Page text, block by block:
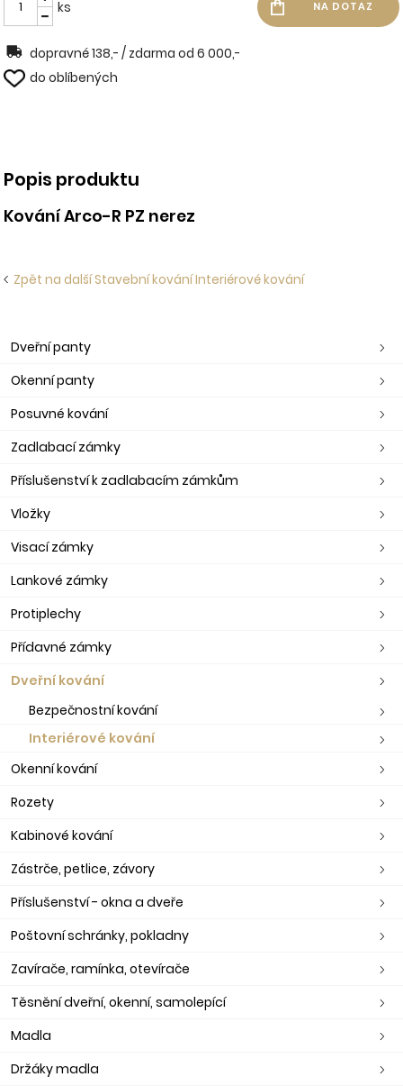
ks
dopravné 138,- / zdarma od 6 000,-
do oblíbených
Popis produktu
Kování Arco-R PZ nerez
Zpět na další Stavební kování Interiérové kování
Dveřní panty
Okenní panty
Posuvné kování
Zadlabací zámky
Příslušenství k zadlabacím zámkům
Vložky
Visací zámky
Lankové zámky
Protiplechy
Přídavné zámky
Dveřní kování
Bezpečnostní kování
Interiérové kování
Okenní kování
Rozety
Kabinové kování
Zástrče, petlice, závory
Příslušenství - okna a dveře
Poštovní schránky, pokladny
Zavírače, ramínka, otevírače
Těsnění dveřní, okenní, samolepící
Madla
Držáky madla